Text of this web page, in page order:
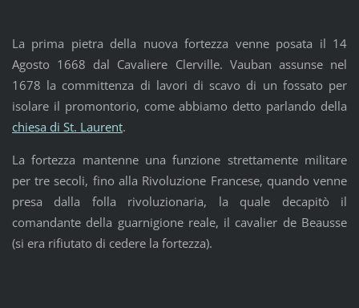
La prima pietra della nuova fortezza venne posata il 14
Agosto 1668 dal Cavaliere Clerville. Vauban assunse nel
1678 la committenza di lavori di scavo di un fossato per
isolare il promontorio, come abbiamo detto parlando della
chiesa di St. Laurent.
La fortezza mantenne una funzione strettamente militare
per tre secoli, fino alla Rivoluzione Francese, quando venne
presa dalla folla rivoluzionaria, la quale decapitò il
comandante della guarnigione reale, il cavalier de Beausse
(si era rifiutato di cedere la fortezza).